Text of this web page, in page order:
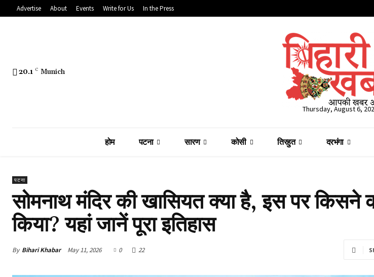
Advertise About Events Write for Us In the Press
20.1 C Munich
Thursday, August 6,
होम पटना सारण कोसी तिरहुत दरभंगा
पटना
सोमनाथ मंदिर की खासियत क्या है, इस पर
किया? यहां जानें पूरा इतिहास
By Bihari Khabar May 11, 2026 0 22